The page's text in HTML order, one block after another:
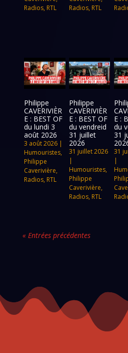
Radios, RTL
Radios, RTL
Philippe
CAVERIVIÈR
E : BEST OF
du lundi 3
août 2026
3 août 2026 |
Humouristes,
Philippe
Caverivière,
Radios, RTL
Philippe
CAVERIVIÈR
E : BEST OF
du vendreid
31 juillet
2026
31 juillet 2026
|
Humouristes,
Philippe
Caverivière,
Radios, RTL
E :
du
31
31
|
« Entrées précédentes